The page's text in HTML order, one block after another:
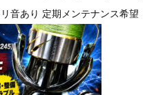
音あり 定期メンテナンス希望